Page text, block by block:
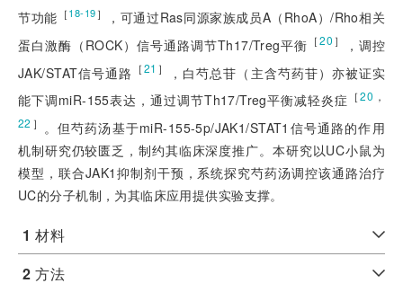
节功能 ［18-19］
，可通过Ras同源家族成员A（RhoA）/Rho相关
蛋白激酶（ROCK）信号通路调节Th17/Treg平衡 ［20 ］
，调控
JAK/STAT信号通路 ［21 ］
，白芍总苷（主含芍药苷）亦被证实
能下调miR-155表达，通过调节Th17/Treg平衡减轻炎症 ［20 ，
22 ］
。但芍药汤基于miR-155-5p/JAK1/STAT1信号通路的作用
机制研究仍较匮乏，制约其临床深度推广。本研究以UC小鼠为
模型，联合JAK1抑制剂干预，系统探究芍药汤调控该通路治疗
UC的分子机制，为其临床应用提供实验支撑。
1材料
2方法